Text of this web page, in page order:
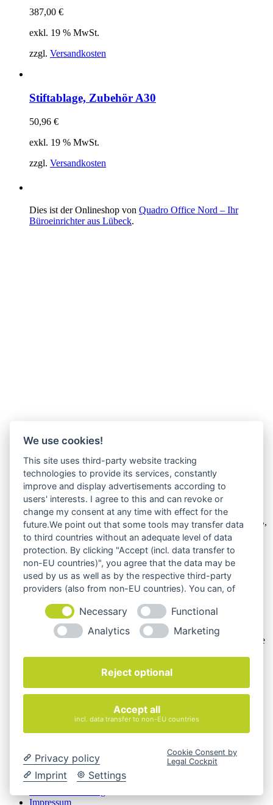
387,00 €
exkl. 19 % MwSt.
zzgl. Versandkosten
Stiftablage, Zubehör A30
50,96 €
exkl. 19 % MwSt.
zzgl. Versandkosten
Dies ist der Onlineshop von Quadro Office Nord – Ihr
Büroeinrichter aus Lübeck.
Wir verkaufen online ausschließlich an Unternehmer
Unsere Angebote richten sich nur an Unternehmer,§14 BGB,
also an natürliche oder juristische Personen oder rechtsfähige
Personengesellschaften, die bei Abschluss eines
Rechtsgeschäfts in Ausübung ihrer gewerblichen oder
selbständigen beruflichen Tätigkeit handeln. Wir schließen
keine Verträge mit Verbrauchern,§ 13 BGB.
Die Produktbilder der Artikel zeigen Beispiele, die in der
Ausstattung, Farbe oder Konfiguration von der
Artikelbeschreibung abweichen können. Maßgeblich sind die
Angebot. Gerne konfigurieren wir das ausgewählte Produkt
genau nach Ihren Vorstellungen.
Cookie-Einstellungen ändern
FAQ
Versandarten
Zahlungsarten
AGB
Impressum
We use cookies!
This site uses third-party website tracking
technologies to provide its services, constantly
improve and display advertisements according to
users' interests. I agree to this and can revoke or
change my consent at any time with effect for the
future.We point out that some tools may transfer data
to third countries without an adequate level of data
protection. By clicking "Accept (incl. data transfer to
non-EU countries)", you agree that the data may be
used by us as well as by the respective third-party
providers (also from non-EU countries). You can, of
Necessary
Functional
Analytics
Marketing
Reject optional
Accept all
incl. data transfer to non-EU countries
Privacy policy
Imprint
Settings
Cookie Consent by
Legal Cockpit